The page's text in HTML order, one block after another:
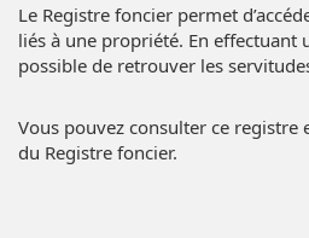
Le Registre foncier permet
liés à une propriété. En effectuant
possible de retrouver les
Vous pouvez consulter ce registre
du Registre foncier.